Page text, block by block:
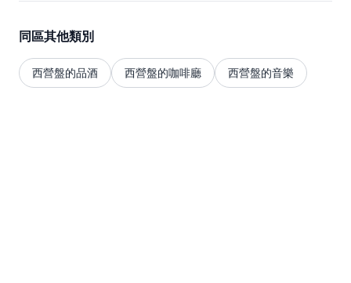
同區其他類別
西營盤的品酒 西營盤的咖啡廳 西營盤的音樂